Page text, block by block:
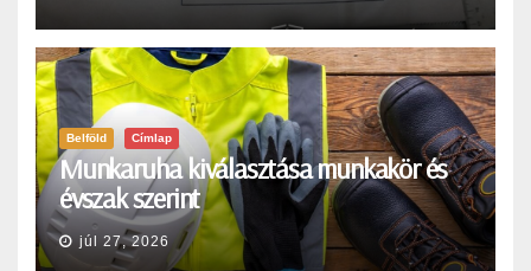
Belföld Címlap
Munkaruha kiválasztása munkakör és
évszak szerint
júl 27, 2026